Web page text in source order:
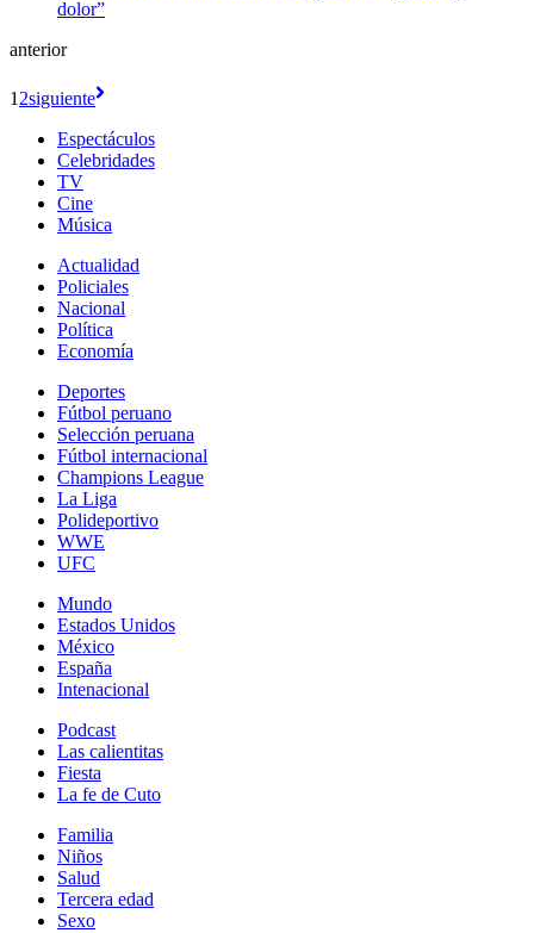
anterior
1 2siguiente
Espectáculos
Celebridades
TV
Cine
Música
Actualidad
Policiales
Nacional
Política
Economía
Deportes
Fútbol peruano
Selección peruana
Fútbol internacional
Champions League
La Liga
Polideportivo
WWE
UFC
Mundo
Estados Unidos
México
España
Intenacional
Podcast
Las calientitas
Fiesta
La fe de Cuto
Familia
Niños
Salud
Tercera edad
Sexo